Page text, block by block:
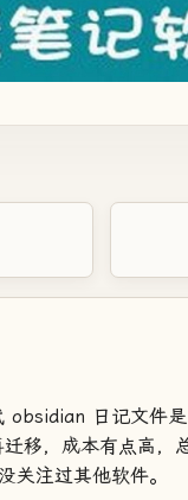
obsidian 日记文件
移，成本有点高
注过其他软件。